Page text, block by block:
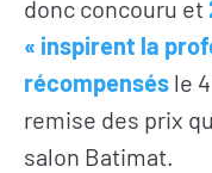
donc concouru et
« inspirent la
récompensés le
remise des prix
salon Batimat.